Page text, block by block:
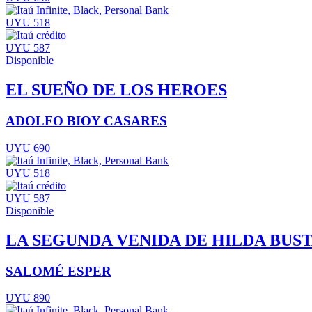
UYU 518
UYU 587
Disponible
EL SUEÑO DE LOS HEROES
ADOLFO BIOY CASARES
UYU 690
UYU 518
UYU 587
Disponible
LA SEGUNDA VENIDA DE HILDA
SALOMÉ ESPER
UYU 890